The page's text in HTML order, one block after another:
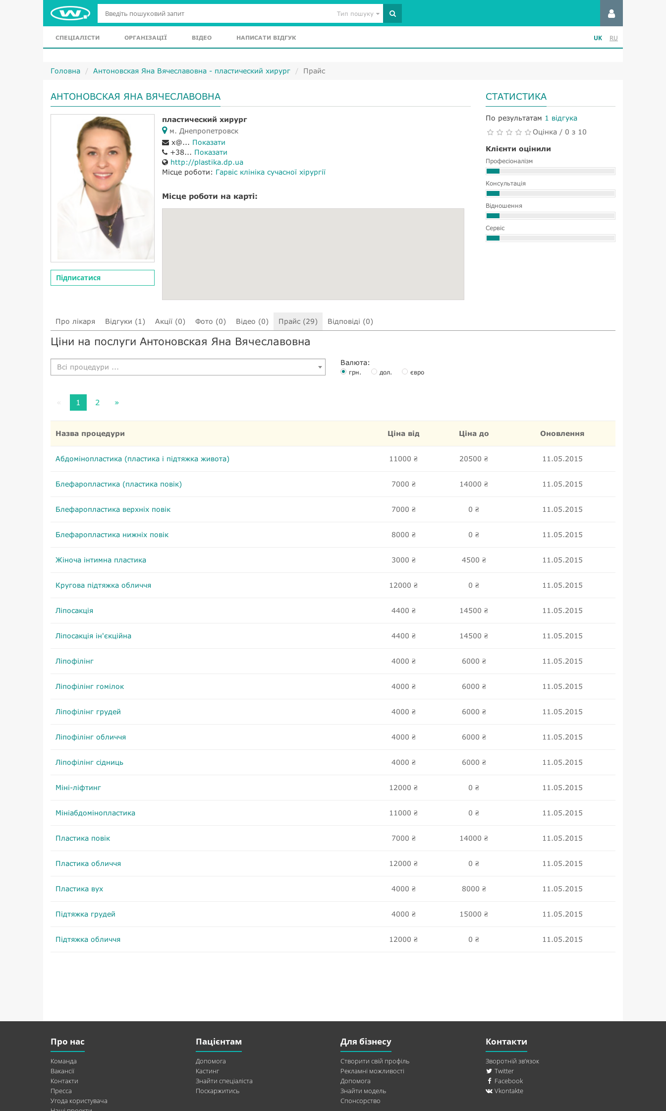
Тип пошуку
СПЕЦІАЛІСТИ ОРГАНІЗАЦІЇ ВІДЕО НАПИСАТИ ВІДГУК UK RU
Головна Антоновская Яна Вячеславовна - пластический хирург Прайс
АНТОНОВСКАЯ ЯНА ВЯЧЕСЛАВОВНА
Підписатися
пластический хирург
м. Днепропетровск
x@... Показати
+38... Показати
http://plastika.dp.ua
Місце роботи: Гарвіс клініка сучасної хірургії
Місце роботи на карті:
СТАТИСТИКА
По результатам 1 відгука
Оцінка / 0 з 10
Клієнти оцінили
Професіоналізм
Консультація
Відношення
Сервіс
Про лікаря Відгуки (1) Акції (0) Фото (0) Відео (0) Прайс (29) Відповіді (0)
Ціни на послуги Антоновская Яна Вячеславовна
Всі процедури ...
Валюта:
грн. дол. євро
1 2 »
Назва процедури Ціна від Ціна до Оновлення
Абдомінопластика (пластика і підтяжка живота) 11000 ₴ 20500 ₴ 11.05.2015
Блефаропластика (пластика повік) 7000 ₴ 14000 ₴ 11.05.2015
Блефаропластика верхніх повік 7000 ₴ 0 ₴ 11.05.2015
Блефаропластика нижніх повік 8000 ₴ 0 ₴ 11.05.2015
Жіноча інтимна пластика 3000 ₴ 4500 ₴ 11.05.2015
Кругова підтяжка обличчя 12000 ₴ 0 ₴ 11.05.2015
Ліпосакція 4400 ₴ 14500 ₴ 11.05.2015
Ліпосакція ін'єкційна 4400 ₴ 14500 ₴ 11.05.2015
Ліпофілінг 4000 ₴ 6000 ₴ 11.05.2015
Ліпофілінг гомілок 4000 ₴ 6000 ₴ 11.05.2015
Ліпофілінг грудей 4000 ₴ 6000 ₴ 11.05.2015
Ліпофілінг обличчя 4000 ₴ 6000 ₴ 11.05.2015
Ліпофілінг сідниць 4000 ₴ 6000 ₴ 11.05.2015
Міні-ліфтинг 12000 ₴ 0 ₴ 11.05.2015
Мініабдомінопластика 11000 ₴ 0 ₴ 11.05.2015
Пластика повік 7000 ₴ 14000 ₴ 11.05.2015
Пластика обличчя 12000 ₴ 0 ₴ 11.05.2015
Пластика вух 4000 ₴ 8000 ₴ 11.05.2015
Підтяжка грудей 4000 ₴ 15000 ₴ 11.05.2015
Підтяжка обличчя 12000 ₴ 0 ₴ 11.05.2015
Про нас
Команда
Вакансії
Контакти
Пресса
Угода користувача
Пацієнтам
Допомога
Кастинг
Знайти спеціаліста
Поскаржитись
Для бізнесу
Створити свій профіль
Рекламні можливості
Допомога
Знайти модель
Спонсорство
Контакти
Зворотній зв’язок
Twitter
Facebook
Vkontakte